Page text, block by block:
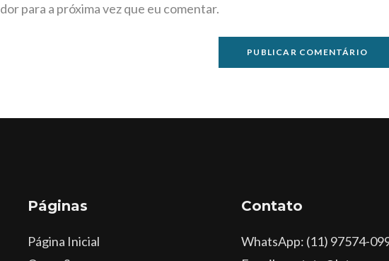
para a próxima vez que eu comentar.
Páginas
Página Inicial
Contato
WhatsApp: (11) 97574-